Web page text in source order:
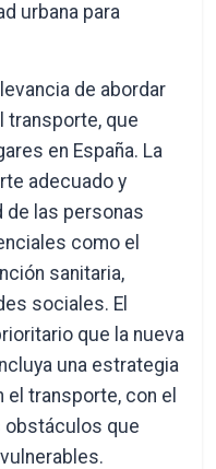
urbana para
de abordar
transporte, que
en España. La
adecuado y
de las personas
como el
sanitaria,
sociales. El
que la nueva
una estrategia
el transporte, con el
obstáculos que